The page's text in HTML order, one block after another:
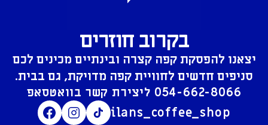
בקרוב חוזרים
יצאנו להפסקת קפה קצרה ובינתיים מכינים לכם
סניפים חדשים לחוויית קפה מדויקת, גם בבית.
054-662-8066
ilans_coffee_shop